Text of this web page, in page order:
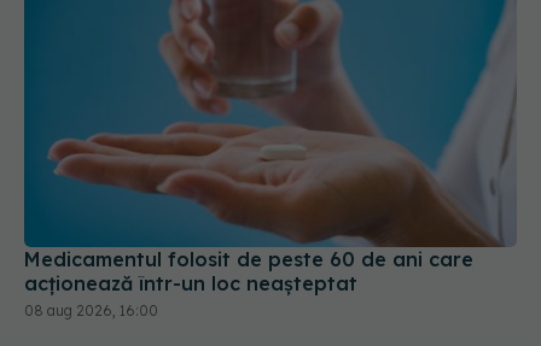
Medicamentul folosit de peste 60 de ani care
acționează într-un loc neașteptat
08 aug 2026, 16:00